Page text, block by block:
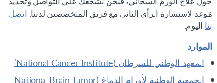
مَوعد لاستشارة الرأي الثاني مع فريق المتخصصين لدينا. اتصل
بنا اليوم.
الموارد
المعهد الوطني للسرطان (National Cancer Institute)
الجمعية الوطنية لأورام الدماغ (National Brain Tumor